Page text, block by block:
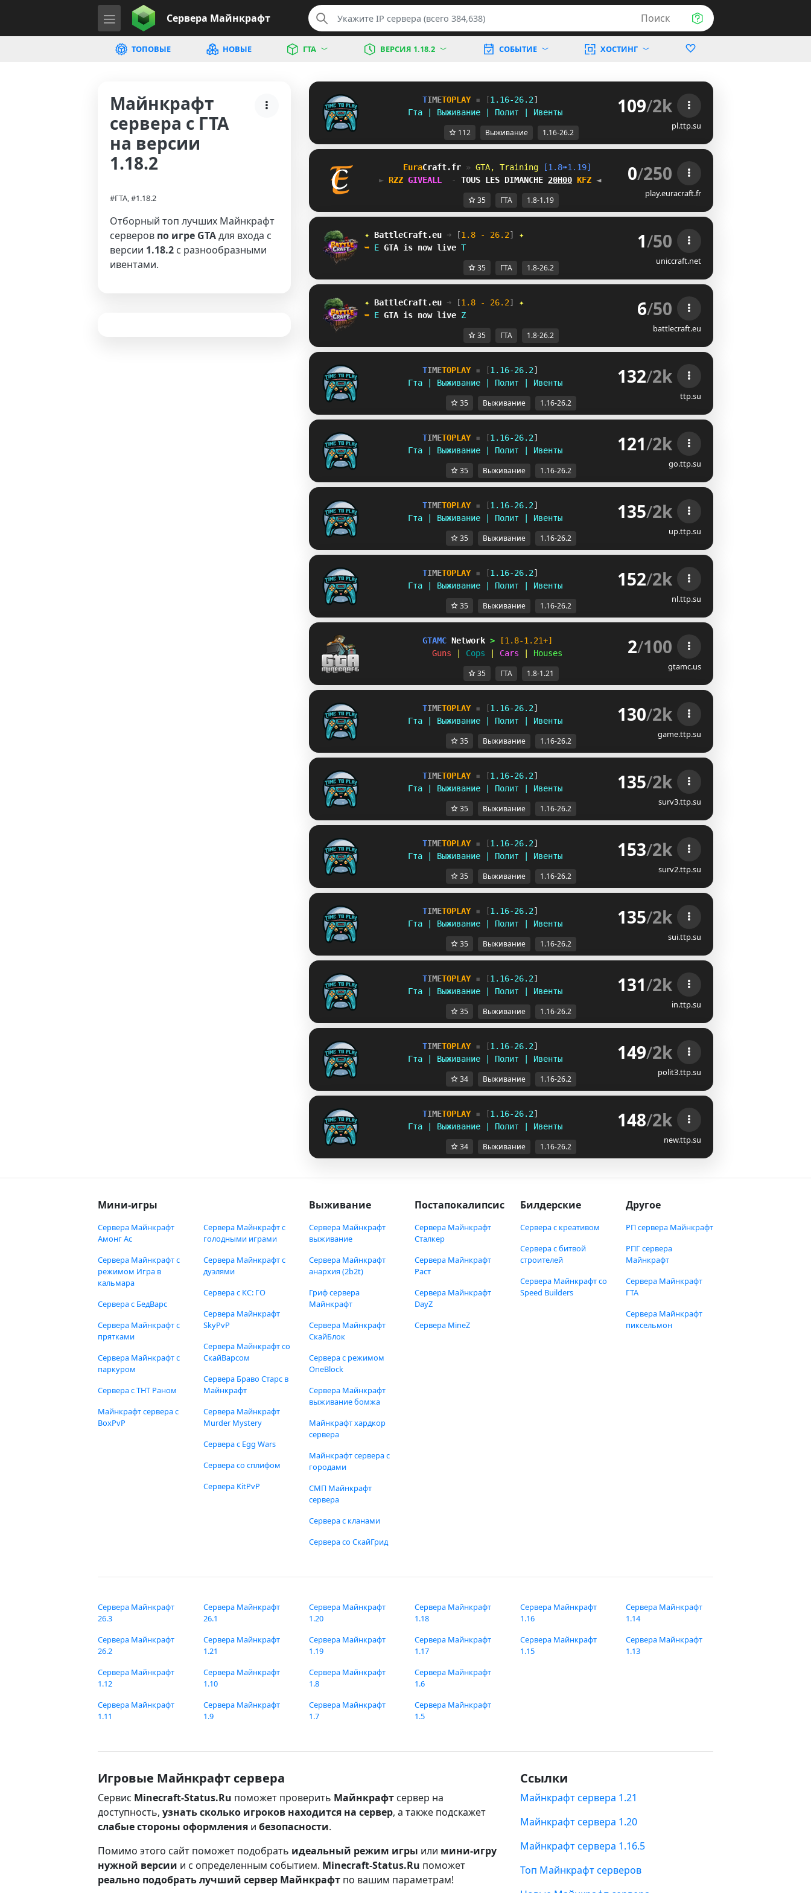
Сервера Майнкрафт Поиск
ТОПОВЫЕ НОВЫЕ ГТА ВЕРСИЯ 1.18.2 СОБЫТИЕ ХОСТИНГ
Майнкрафт
сервера с ГТА
на версии
1.18.2
#ГТА, #1.18.2
Отборный топ лучших Майнкрафт
серверов по игре GTAдля входа с
версии 1.18.2 с разнообразными
ивентами.
TIMETOPL AY ▪ [1 . 16-26. 2]
Гта | Выживание | Полит | Ивенты
109/2k
pl.ttp.su
112 Выживание 1.16-26.2
EuraCraft.fr » GTA, Training
[1.8➠1.19]
► YBS GIVEALL - TOUS LES DIMANCHE 20H00 WOK ◄ 0/250
play.euracraft.fr
35 ГТА 1.8-1.19
✦ BattleCraft.eu ➜ [1.8 - 26.2]
✦
➥ @ GTA is now live A 1/50
uniccraft.net
35 ГТА 1.8-26.2
✦ BattleCraft.eu ➜ [1.8 - 26.2]
✦
➥ @ GTA is now live B 6/50
battlecraft.eu
35 ГТА 1.8-26.2
TIMETOPL AY ▪ [1 . 16-26. 2]
Гта | Выживание | Полит | Ивенты
132/2k
ttp.su
35 Выживание 1.16-26.2
TIMETOPL AY ▪ [1 . 16-26. 2]
Гта | Выживание | Полит | Ивенты
121/2k
go.ttp.su
35 Выживание 1.16-26.2
TIMETOPL AY ▪ [1 . 16-26. 2]
Гта | Выживание | Полит | Ивенты
135/2k
up.ttp.su
35 Выживание 1.16-26.2
TIMETOPL AY ▪ [1 . 16-26. 2]
Гта | Выживание | Полит | Ивенты
152/2k
nl.ttp.su
35 Выживание 1.16-26.2
GTAMC Network >
[1.8-1.21+]
Guns
Cops Cars Houses 2/100
gtamc.us
35 ГТА 1.8-1.21
TIMETOPL AY ▪ [1 . 16-26. 2]
Гта | Выживание | Полит | Ивенты
130/2k
game.ttp.su
35 Выживание 1.16-26.2
TIMETOPL AY ▪ [1 . 16-26. 2]
Гта | Выживание | Полит | Ивенты
135/2k
surv3.ttp.su
35 Выживание 1.16-26.2
TIMETOPL AY ▪ [1 . 16-26. 2]
Гта | Выживание | Полит | Ивенты
153/2k
surv2.ttp.su
35 Выживание 1.16-26.2
TIMETOPL AY ▪ [1 . 16-26. 2]
Гта | Выживание | Полит | Ивенты
135/2k
sui.ttp.su
35 Выживание 1.16-26.2
TIMETOPL AY ▪ [1 . 16-26. 2]
Гта | Выживание | Полит | Ивенты
131/2k
in.ttp.su
35 Выживание 1.16-26.2
TIMETOPL AY ▪ [1 . 16-26. 2]
Гта | Выживание | Полит | Ивенты
149/2k
polit3.ttp.su
34 Выживание 1.16-26.2
TIMETOPL AY ▪ [1 . 16-26. 2]
Гта | Выживание | Полит | Ивенты
148/2k
new.ttp.su
34 Выживание 1.16-26.2
Мини-игры
Сервера Майнкрафт
Амонг Ас
Сервера Майнкрафт с
режимом Игра в
кальмара
Сервера с БедВарс
Сервера Майнкрафт с
прятками
Сервера Майнкрафт с
паркуром
Сервера с ТНТ Раном
Майнкрафт сервера с
BoxPvP
Сервера Майнкрафт с
голодными играми
Сервера Майнкрафт с
дуэлями
Сервера с КС: ГО
Сервера Майнкрафт
SkyPvP
Сервера Майнкрафт со
СкайВарсом
Сервера Браво Старс в
Майнкрафт
Сервера Майнкрафт
Murder Mystery
Сервера с Egg Wars
Сервера со сплифом
Сервера KitPvP
Выживание
Сервера Майнкрафт
выживание
Сервера Майнкрафт
анархия (2b2t)
Гриф сервера
Майнкрафт
Сервера Майнкрафт
СкайБлок
Сервера с режимом
OneBlock
Сервера Майнкрафт
выживание бомжа
Майнкрафт хардкор
сервера
Майнкрафт сервера с
городами
СМП Майнкрафт
сервера
Сервера с кланами
Сервера со СкайГрид
Постапокалипсис
Сервера Майнкрафт
Сталкер
Сервера Майнкрафт
Раст
Сервера Майнкрафт
DayZ
Сервера MineZ
Билдерские
Сервера с креативом
Сервера с битвой
строителей
Сервера Майнкрафт со
Speed Builders
Другое
РП сервера Майнкрафт
РПГ сервера
Майнкрафт
Сервера Майнкрафт
ГТА
Сервера Майнкрафт
пиксельмон
Сервера Майнкрафт
26.3
Сервера Майнкрафт
26.2
Сервера Майнкрафт
26.1
Сервера Майнкрафт
1.21
Сервера Майнкрафт
1.20
Сервера Майнкрафт
1.19
Сервера Майнкрафт
1.18
Сервера Майнкрафт
1.17
Сервера Майнкрафт
1.16
Сервера Майнкрафт
1.15
Сервера Майнкрафт
1.14
Сервера Майнкрафт
1.13
Сервера Майнкрафт
1.12
Сервера Майнкрафт
1.11
Сервера Майнкрафт
1.10
Сервера Майнкрафт
1.9
Сервера Майнкрафт
1.8
Сервера Майнкрафт
1.7
Сервера Майнкрафт
1.6
Сервера Майнкрафт
1.5
Игровые Майнкрафт сервера
Сервис Minecraft-Status.Ru поможет проверить Майнкрафт сервер на
доступность, узнать сколько игроков находится на сервер, а также подскажет
слабые стороны оформления и безопасности.
Помимо этого сайт поможет подобрать идеальный режим игры или мини-игру
нужной версии и с определенным событием. Minecraft-Status.Ru поможет
реально подобрать лучший сервер Майнкрафт по вашим параметрам!
Ссылки
Майнкрафт сервера 1.21
Майнкрафт сервера 1.20
Майнкрафт сервера 1.16.5
Топ Майнкрафт серверов